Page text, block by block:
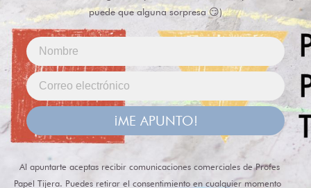
puede que alguna sorpresa 😏)
¡ME APUNTO!
Al apuntarte aceptas recibir comunicaciones comerciales de Profes
Papel Tijera. Puedes retirar el consentimiento en cualquier momento